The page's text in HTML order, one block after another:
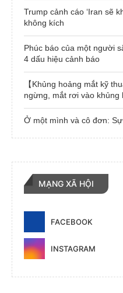
Trump cảnh cáo ‘Iran sẽ
không kích
Phúc báo của một người
4 dấu hiệu cảnh báo
【Khủng hoảng mắt kỹ
ngừng, mắt rơi vào khủng
Ở một mình và cô đơn:
MẠNG XÃ HỘI
FACEBOOK
INSTAGRAM